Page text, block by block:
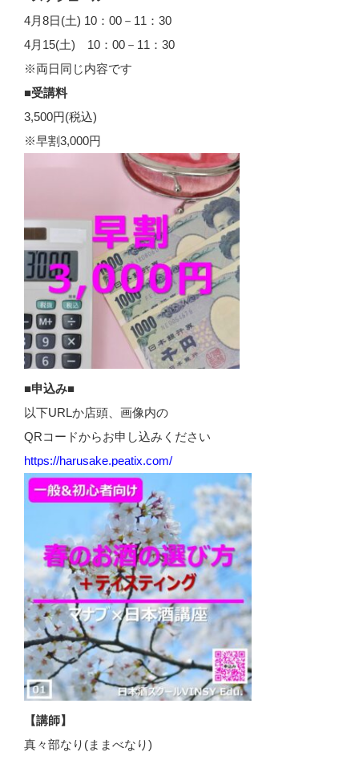
4月8日(土) 10：00－11：30
4月15(土) 10：00－11：30
※両日同じ内容です
■受講料
3,500円(税込)
※早割3,000円
■申込み■
以下URLか店頭、画像内の
QRコードからお申し込みください
https://harusake.peatix.com/
【講師】
真々部なり(ままべなり)